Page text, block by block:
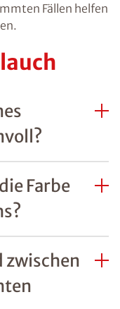
Fällen helfen
Farbe
zwischen